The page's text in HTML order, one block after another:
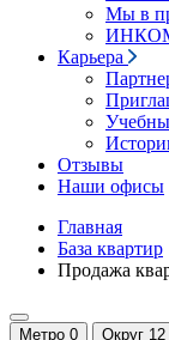
Мы в
ИНКОМ
Карьера
Отзывы
Наши офисы
Главная
База квартир
Продажа
Метро 0 Округ 12